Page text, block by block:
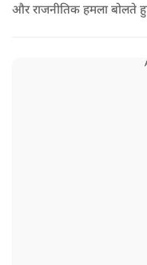
और राजनीतिक हमला बोलते